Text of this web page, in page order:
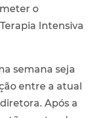
o
Intensiva
semana seja
entre a atual
Após a